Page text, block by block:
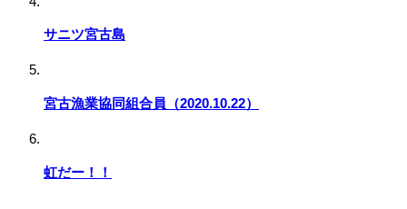
サニツ宮古島
宮古漁業協同組合員（2020.10.22）
虹だー！！